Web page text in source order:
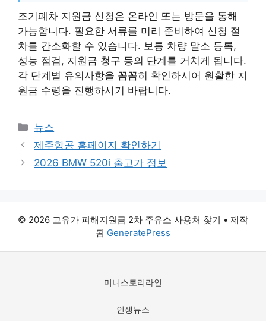
조기폐차 지원금 신청은 온라인 또는 방문을 통해
가능합니다. 필요한 서류를 미리 준비하여 신청 절
차를 간소화할 수 있습니다. 보통 차량 말소 등록,
성능 점검, 지원금 청구 등의 단계를 거치게 됩니다.
각 단계별 유의사항을 꼼꼼히 확인하시어 원활한 지
원금 수령을 진행하시기 바랍니다.
카
테
고
리
뉴스
제주항공 홈페이지 확인하기
2026 BMW 520i 출고가 정보
© 2026 고유가 피해지원금 2차 주유소 사용처 찾기 • 제작
됨 GeneratePress
미니스토리라인
인생뉴스